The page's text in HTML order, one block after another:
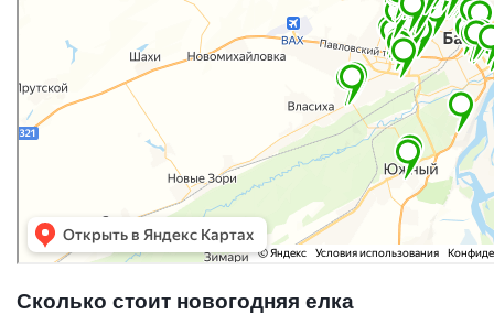
Сколько стоит новогодняя елка